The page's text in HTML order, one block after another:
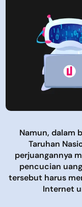
Namun, dalam
Taruhan
perjuangannya
pencucian
tersebut harus
Internet